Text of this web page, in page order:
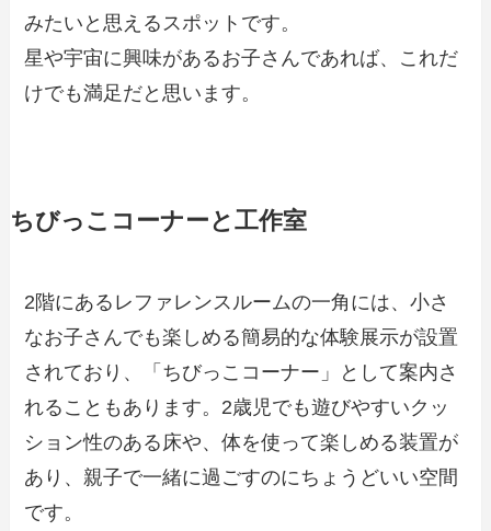
みたいと思えるスポットです。
星や宇宙に興味があるお子さんであれば、これだ
けでも満足だと思います。
ちびっこコーナーと工作室
2階にあるレファレンスルームの一角には、小さ
なお子さんでも楽しめる簡易的な体験展示が設置
されており、「ちびっこコーナー」として案内さ
れることもあります。2歳児でも遊びやすいクッ
ション性のある床や、体を使って楽しめる装置が
あり、親子で一緒に過ごすのにちょうどいい空間
です。